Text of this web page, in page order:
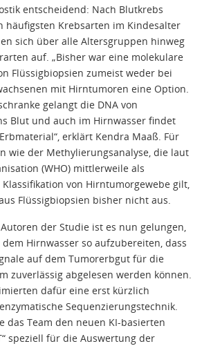
entscheidend: Nach Blutkrebs
häufigsten Krebsarten im Kindesalter
sich über alle Altersgruppen hinweg
auf. „Bisher war eine molekulare
Flüssigbiopsien zumeist weder bei
mit Hirntumoren eine Option.
gelangt die DNA von
Blut und auch im Hirnwasser findet
erklärt Kendra Maaß. Für
wie der Methylierungsanalyse, die laut
(WHO) mittlerweile als
von Hirntumorgewebe gilt,
Flüssigbiopsien bisher nicht aus.
der Studie ist es nun gelungen,
Hirnwasser so aufzubereiten, dass
auf dem Tumorerbgut für die
zuverlässig abgelesen werden können.
dafür eine erst kürzlich
Sequenzierungstechnik.
das Team den neuen KI-basierten
speziell für die Auswertung der